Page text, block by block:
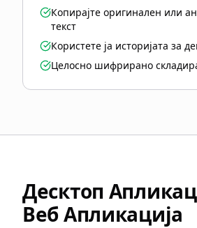
Копирајте оригинален или
текст
Користете ја историјата за
Целосно шифрирано
Десктоп
Веб Апликација